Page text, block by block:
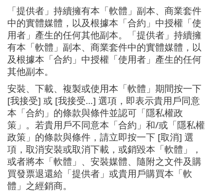
「提供者」持續擁有本「軟體」副本、商業套件
中的實體媒體，以及根據本「合約」中授權「使
用者」產生的任何其他副本。「提供者」持續擁
有本「軟體」副本、商業套件中的實體媒體，以
及根據本「合約」中授權「使用者」產生的任何
其他副本。
安裝、下載、複製或使用本「軟體」期間按一下
[我接受] 或 [我接受…] 選項，即表示貴用戶同意
本「合約」的條款與條件並認可「隱私權政
策」。若貴用戶不同意本「合約」和/或「隱私權
政策」的條款與條件，請立即按一下 [取消] 選
項，取消安裝或取消下載，或銷毀本「軟體」，
或者將本「軟體」、安裝媒體、隨附之文件及購
買發票退還給「提供者」或貴用戶購買本「軟
體」之經銷商。